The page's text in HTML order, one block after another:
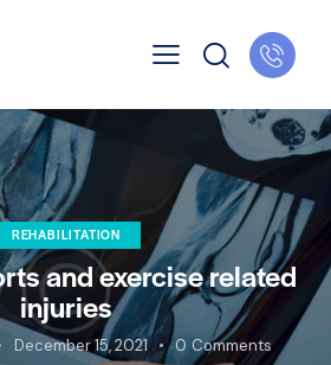
REHABILITATION
and exercise related
injuries
December 15, 2021 0 Comments